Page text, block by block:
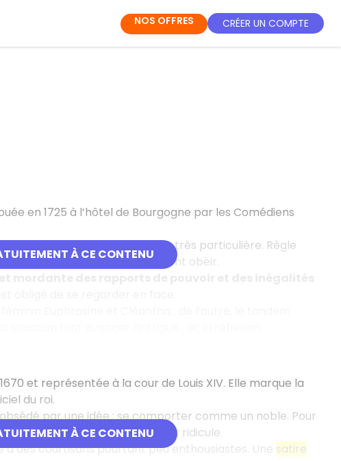
NOS OFFRES CRÉER UN COMPTE
À CE CONTENU
en 1725 à l’hôtel de Bourgogne par les Comédiens
valets — échouent sur une île très particulière. Règle
le pouvoir, et les maîtres doivent obéir.
À CE CONTENU
et représentée à la cour de Louis XIV. Elle marque la
du roi.
par une idée : se comporter comme un noble. Pour
— quitte à devenir franchement ridicule.
à des courtisans pourtant peu enthousiastes. Une satire